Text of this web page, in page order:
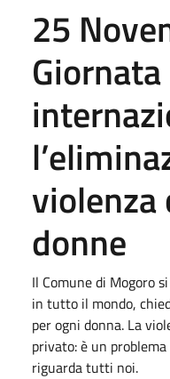
25
Giornata
violenza
donne
Il Comune di Mogoro
in tutto il mondo,
per ogni donna. La
privato: è un
riguarda tutti noi.